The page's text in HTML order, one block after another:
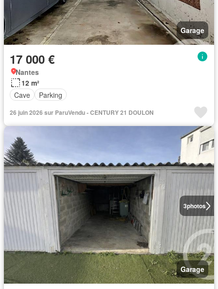
Garage
17 000 €
Nantes
12 m²
Cave
Parking
26 juin 2026 sur ParuVendu - CENTURY 21 DOULON
3photos
Garage